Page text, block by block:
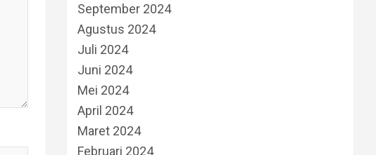
September 2024
Agustus 2024
Juli 2024
Juni 2024
Mei 2024
April 2024
Maret 2024
Februari 2024